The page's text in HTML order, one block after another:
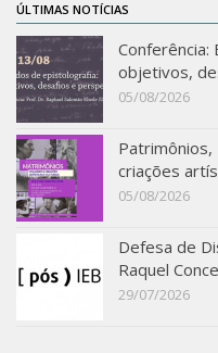
Collection
History
IEB Archive
IEB Library
IEB Visual Arts
Journal [RIEB]
Graduate Program
ÚLTIMAS NOTÍCIAS
objetivos,
05/08/2026
criações
05/08/2026
Defesa de
Raquel
29/07/2026